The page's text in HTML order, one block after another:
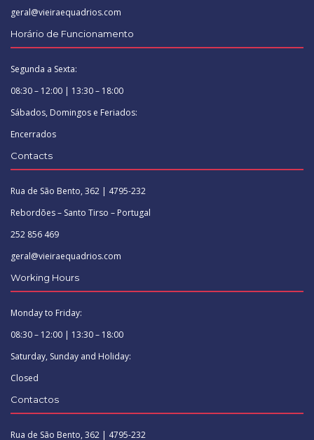
geral@vieiraequadrios.com
Horário de Funcionamento
Segunda a Sexta:
08:30 – 12:00 | 13:30 – 18:00
Sábados, Domingos e Feriados:
Encerrados
Contacts
Rua de São Bento, 362 | 4795-232
Rebordões – Santo Tirso – Portugal
252 856 469
geral@vieiraequadrios.com
Working Hours
Monday to Friday:
08:30 – 12:00 | 13:30 – 18:00
Saturday, Sunday and Holiday:
Closed
Contactos
Rua de São Bento, 362 | 4795-232